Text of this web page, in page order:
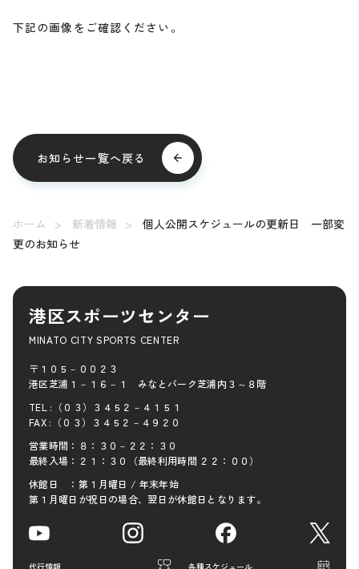
下記の画像をご確認ください。
お知らせ一覧へ戻る
ホーム 新着情報
個人公開スケジュールの更新日 一部変
更のお知らせ
港区スポーツセンター
MINATO CITY SPORTS CENTER
〒１０５－００２３
港区芝浦１－１６－１ みなとパーク芝浦内３～８階
TEL :（０３）３４５２－４１５１
FAX :（０３）３４５２－４９２０
営業時間：８：３０－２２：３０
最終入場：２１：３０（最終利用時間 ２２：００）
休館日 ：第１月曜日 / 年末年始
第１月曜日が祝日の場合、翌日が休館日となります。
代行情報 各種スケジュール